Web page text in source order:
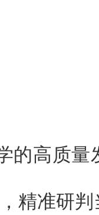
的高质
精准研